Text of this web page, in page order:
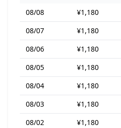
08/08
¥1,180
08/07
¥1,180
08/06
¥1,180
08/05
¥1,180
08/04
¥1,180
08/03
¥1,180
08/02
¥1,180